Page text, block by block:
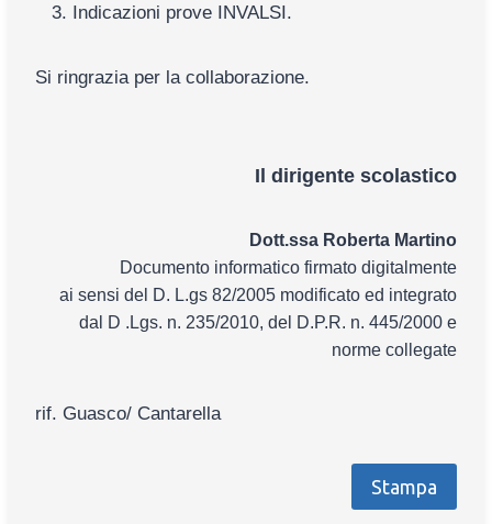
Indicazioni prove INVALSI.
Si ringrazia per la collaborazione.
Il dirigente scolastico
Dott.ssa Roberta Martino
Documento informatico firmato digitalmente
ai sensi del D. L.gs 82/2005 modificato ed integrato
dal D .Lgs. n. 235/2010, del D.P.R. n. 445/2000 e
norme collegate
rif. Guasco/ Cantarella
Stampa